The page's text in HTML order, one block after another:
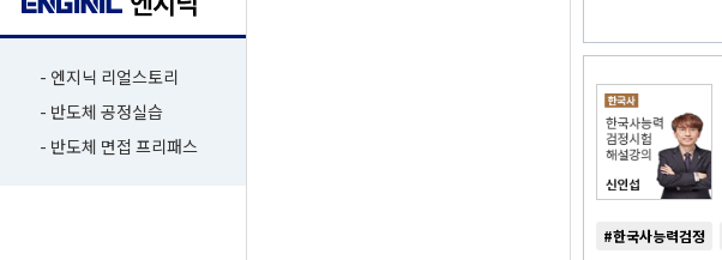
- 엔지닉 리얼스토리
- 반도체 공정실습
- 반도체 면접 프리패스
#한국사능력검정